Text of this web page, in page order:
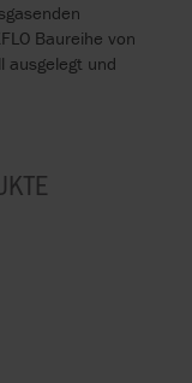
Baureihe von
ausgelegt und